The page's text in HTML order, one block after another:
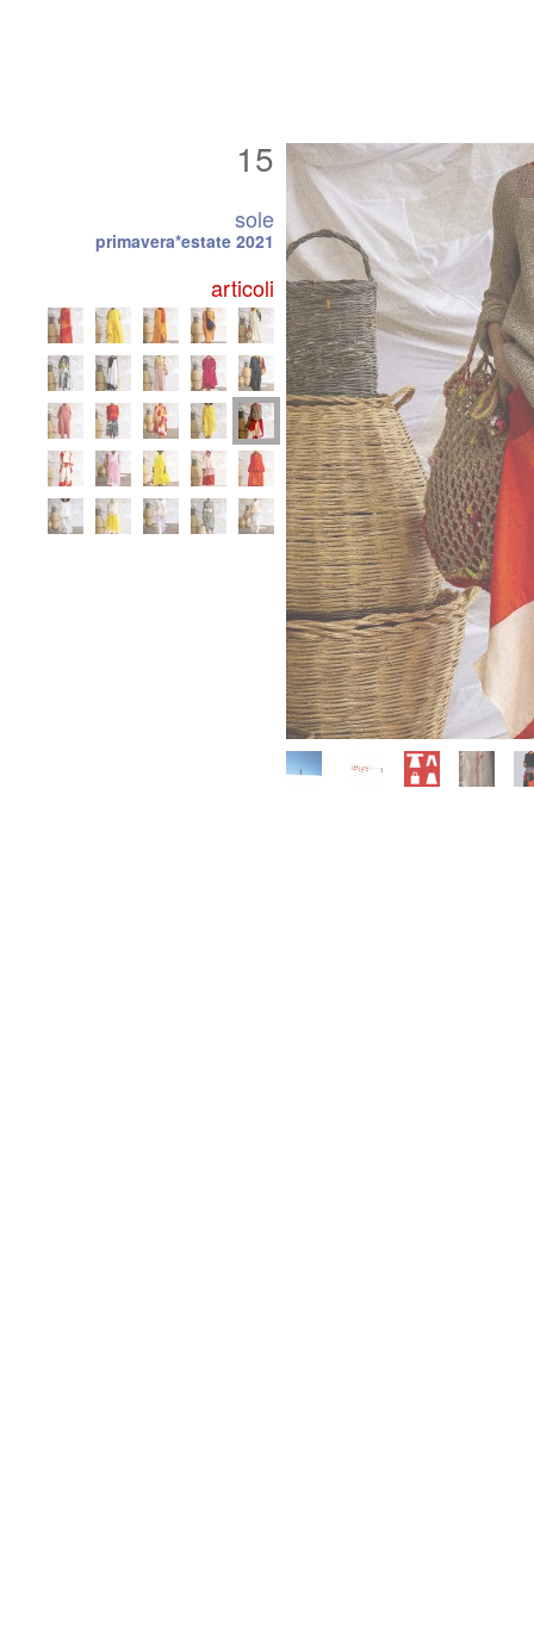
15
sole
primavera*estate 2021
articoli